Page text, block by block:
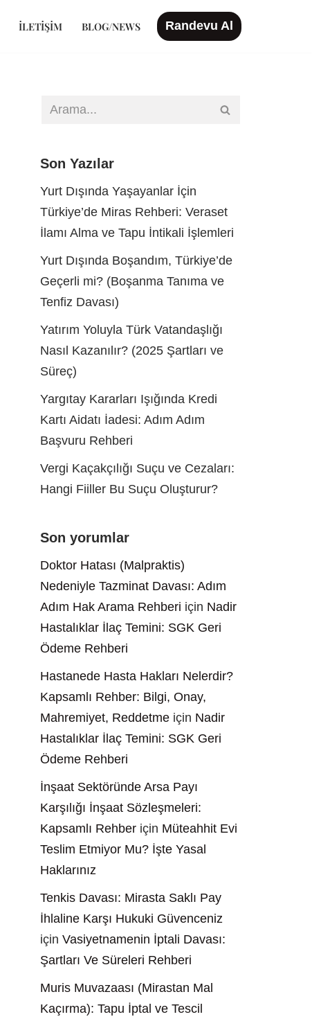
İLETIŞIM BLOG/NEWS Randevu Al
Son Yazılar
Yurt Dışında Yaşayanlar İçin
Türkiye’de Miras Rehberi: Veraset
İlamı Alma ve Tapu İntikali İşlemleri
Yurt Dışında Boşandım, Türkiye’de
Geçerli mi? (Boşanma Tanıma ve
Tenfiz Davası)
Yatırım Yoluyla Türk Vatandaşlığı
Nasıl Kazanılır? (2025 Şartları ve
Süreç)
Yargıtay Kararları Işığında Kredi
Kartı Aidatı İadesi: Adım Adım
Başvuru Rehberi
Vergi Kaçakçılığı Suçu ve Cezaları:
Hangi Fiiller Bu Suçu Oluşturur?
Son yorumlar
Doktor Hatası (Malpraktis)
Nedeniyle Tazminat Davası: Adım
Adım Hak Arama Rehberi için Nadir
Hastalıklar İlaç Temini: SGK Geri
Ödeme Rehberi
Hastanede Hasta Hakları Nelerdir?
Kapsamlı Rehber: Bilgi, Onay,
Mahremiyet, Reddetme için Nadir
Hastalıklar İlaç Temini: SGK Geri
Ödeme Rehberi
İnşaat Sektöründe Arsa Payı
Karşılığı İnşaat Sözleşmeleri:
Kapsamlı Rehber için Müteahhit Evi
Teslim Etmiyor Mu? İşte Yasal
Haklarınız
Tenkis Davası: Mirasta Saklı Pay
İhlaline Karşı Hukuki Güvenceniz
için Vasiyetnamenin İptali Davası:
Şartları Ve Süreleri Rehberi
Muris Muvazaası (Mirastan Mal
Kaçırma): Tapu İptal ve Tescil